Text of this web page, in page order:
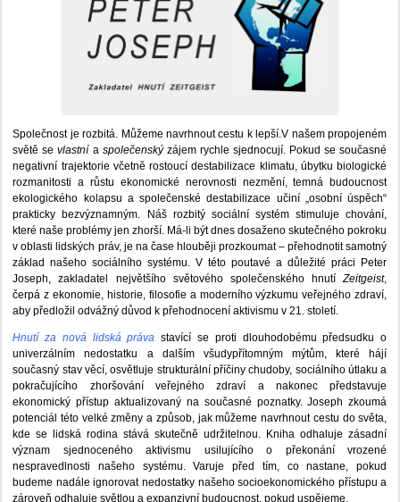
Společnost je rozbitá. Můžeme navrhnout cestu k lepší.V našem propojeném
světě sevlastní a společenskýzájem rychle sjednocují. Pokud se současné
negativní trajektorie včetně rostoucí destabilizace klimatu, úbytku biologické
rozmanitosti a růstu ekonomické nerovnosti nezmění, temná budoucnost
ekologického kolapsu a společenské destabilizace učiní „osobní úspěch“
prakticky bezvýznamným. Náš rozbitý sociální systém stimuluje chování,
které naše problémy jen zhorší. Má-li být dnes dosaženo skutečného pokroku
v oblasti lidských práv, je na čase hlouběji prozkoumat – přehodnotit samotný
základ našeho sociálního systému. V této poutavé a důležité práci Peter
Joseph, zakladatel největšího světového společenského hnutíZeitgeist,
čerpá z ekonomie, historie, filosofie a moderního výzkumu veřejného zdraví,
aby předložil odvážný důvod k přehodnocení aktivismu v 21. století.
Hnutí za nová lidská práva stavící se proti dlouhodobému předsudku o
univerzálním nedostatku a dalším všudypřítomným mýtům, které hájí
současný stav věcí, osvětluje strukturální příčiny chudoby, sociálního útlaku a
pokračujícího zhoršování veřejného zdraví a nakonec představuje
ekonomický přístup aktualizovaný na současné poznatky. Joseph zkoumá
potenciál této velké změny a způsob, jak můžeme navrhnout cestu do světa,
kde se lidská rodina stává skutečně udržitelnou. Kniha odhaluje zásadní
význam sjednoceného aktivismu usilujícího o překonání vrozené
nespravedlnosti našeho systému. Varuje před tím, co nastane, pokud
budeme nadále ignorovat nedostatky našeho socioekonomického přístupu a
zároveň odhaluje světlou a expanzivní budoucnost, pokud uspějeme.